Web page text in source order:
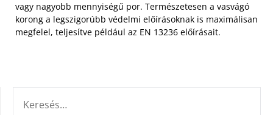
vagy nagyobb mennyiségű por. Természetesen a vasvágó
korong a legszigorúbb védelmi előírásoknak is maximálisan
megfelel, teljesítve például az EN 13236 előírásait.